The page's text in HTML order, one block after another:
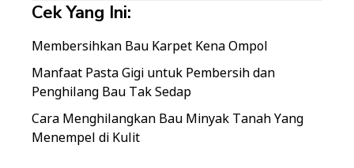
Cek Yang Ini:
Membersihkan Bau Karpet Kena Ompol
Manfaat Pasta Gigi untuk Pembersih dan
Penghilang Bau Tak Sedap
Cara Menghilangkan Bau Minyak Tanah Yang
Menempel di Kulit